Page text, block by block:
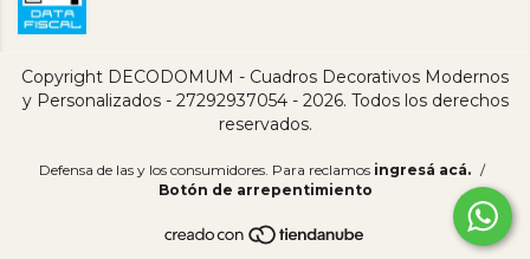
Copyright DECODOMUM - Cuadros Decorativos Modernos
y Personalizados - 27292937054 - 2026. Todos los derechos
reservados.
Defensa de las y los consumidores. Para reclamos ingresá acá. /
Botón de arrepentimiento